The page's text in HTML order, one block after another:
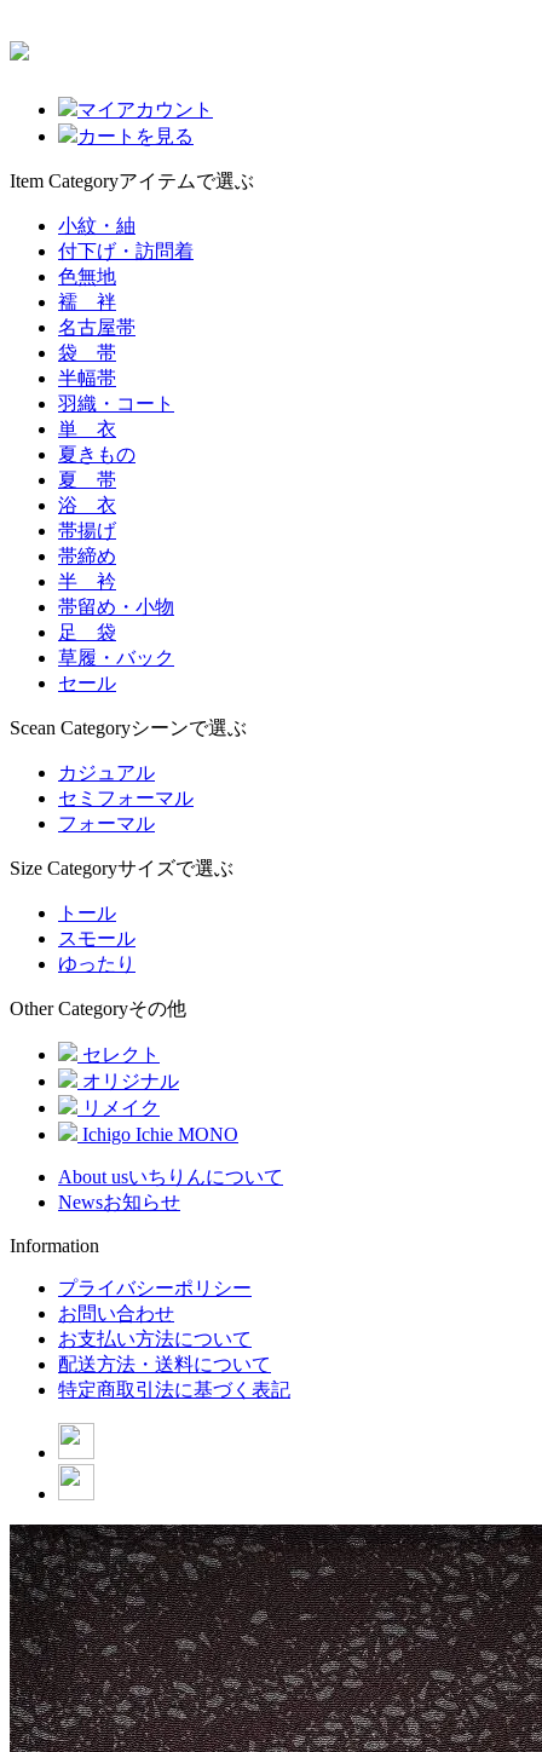
マイアカウント
カートを見る
Item Categoryアイテムで選ぶ
小紋・紬
付下げ・訪問着
色無地
襦 袢
名古屋帯
袋 帯
半幅帯
羽織・コート
単 衣
夏きもの
夏 帯
浴 衣
帯揚げ
帯締め
半 衿
帯留め・小物
足 袋
草履・バック
セール
Scean Categoryシーンで選ぶ
カジュアル
セミフォーマル
フォーマル
Size Categoryサイズで選ぶ
トール
スモール
ゆったり
Other Categoryその他
セレクト
オリジナル
リメイク
Ichigo Ichie MONO
About usいちりんについて
Newsお知らせ
Information
プライバシーポリシー
お問い合わせ
お支払い方法について
配送方法・送料について
特定商取引法に基づく表記